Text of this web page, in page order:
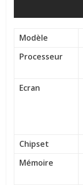
Modèle
Processeur
Ecran
Chipset
Mémoire